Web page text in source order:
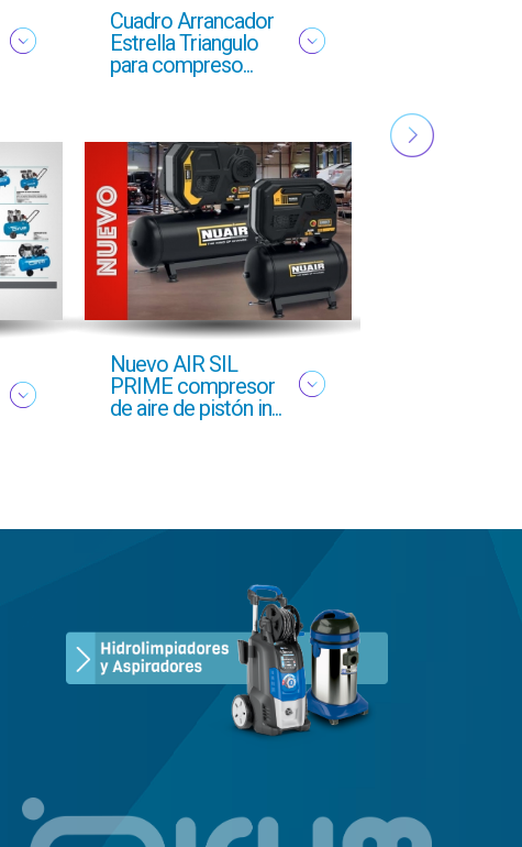
Cuadro Arrancador
Estrella Triangulo
para compreso...
Nuevo AIR SIL
PRIME compresor
de aire de pistón in...